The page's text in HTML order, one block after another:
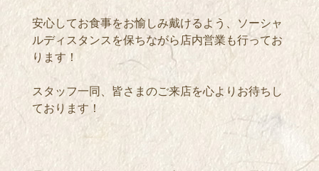
安心してお食事をお愉しみ戴けるよう、ソーシャ
ルディスタンスを保ちながら店内営業も行ってお
ります！
スタッフ一同、皆さまのご来店を心よりお待ちし
ております！